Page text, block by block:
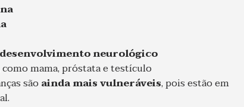
neurológico
como mama, próstata e testículo
são ainda mais vulneráveis, pois estão em